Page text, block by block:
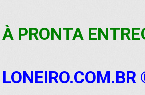
À PRONTA
LONEIRO.COM.BR